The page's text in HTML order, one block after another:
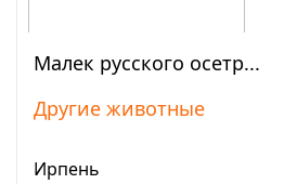
Просмотреть
Малек русcкого осетр...
Другие животные
Ирпень